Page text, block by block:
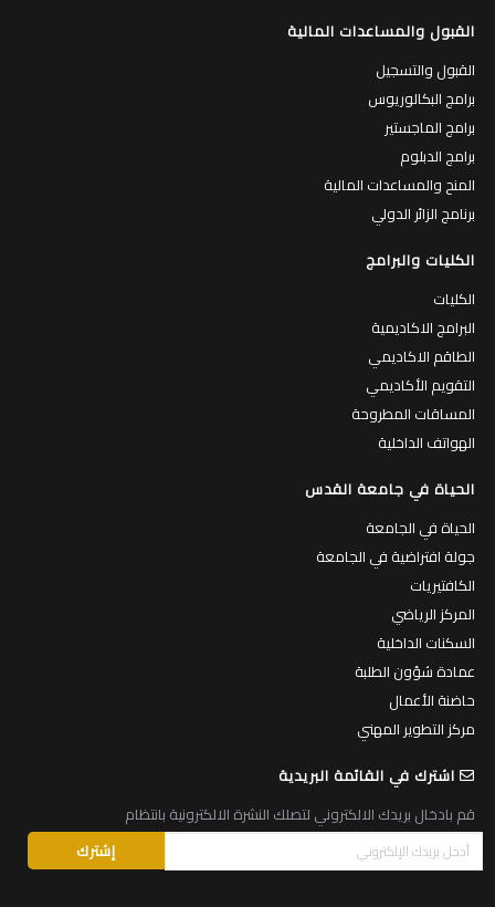
القبول والمساعدات المالية
القبول والتسجيل
برامج البكالوريوس
برامج الماجستير
برامج الدبلوم
المنح والمساعدات المالية
برنامج الزائر الدولي
الكليات والبرامج
الكليات
البرامج الاكاديمية
الطاقم الاكاديمي
التقويم الأكاديمي
المساقات المطروحة
الهواتف الداخلية
الحياة في جامعة القدس
الحياة في الجامعة
جولة افتراضية في الجامعة
الكافتيريات
المركز الرياضي
السكنات الداخلية
عمادة شؤون الطلبة
حاضنة الأعمال
مركز التطوير المهني
اشترك في القائمة البريدية
قم بادخال بريدك الالكتروني لتصلك النشرة الالكترونية بانتظام